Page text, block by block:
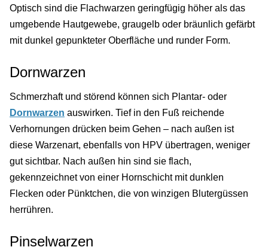
Optisch sind die Flachwarzen geringfügig höher als das
umgebende Hautgewebe, graugelb oder bräunlich gefärbt
mit dunkel gepunkteter Oberfläche und runder Form.
Dornwarzen
Schmerzhaft und störend können sich Plantar- oder
Dornwarzen auswirken. Tief in den Fuß reichende
Verhornungen drücken beim Gehen – nach außen ist
diese Warzenart, ebenfalls von HPV übertragen, weniger
gut sichtbar. Nach außen hin sind sie flach,
gekennzeichnet von einer Hornschicht mit dunklen
Flecken oder Pünktchen, die von winzigen Blutergüssen
herrühren.
Pinselwarzen